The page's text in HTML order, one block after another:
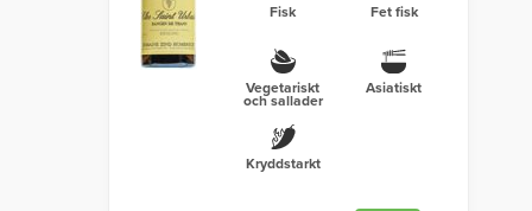
Fisk Fet fisk
Vegetariskt
och sallader
Asiatiskt
Kryddstarkt